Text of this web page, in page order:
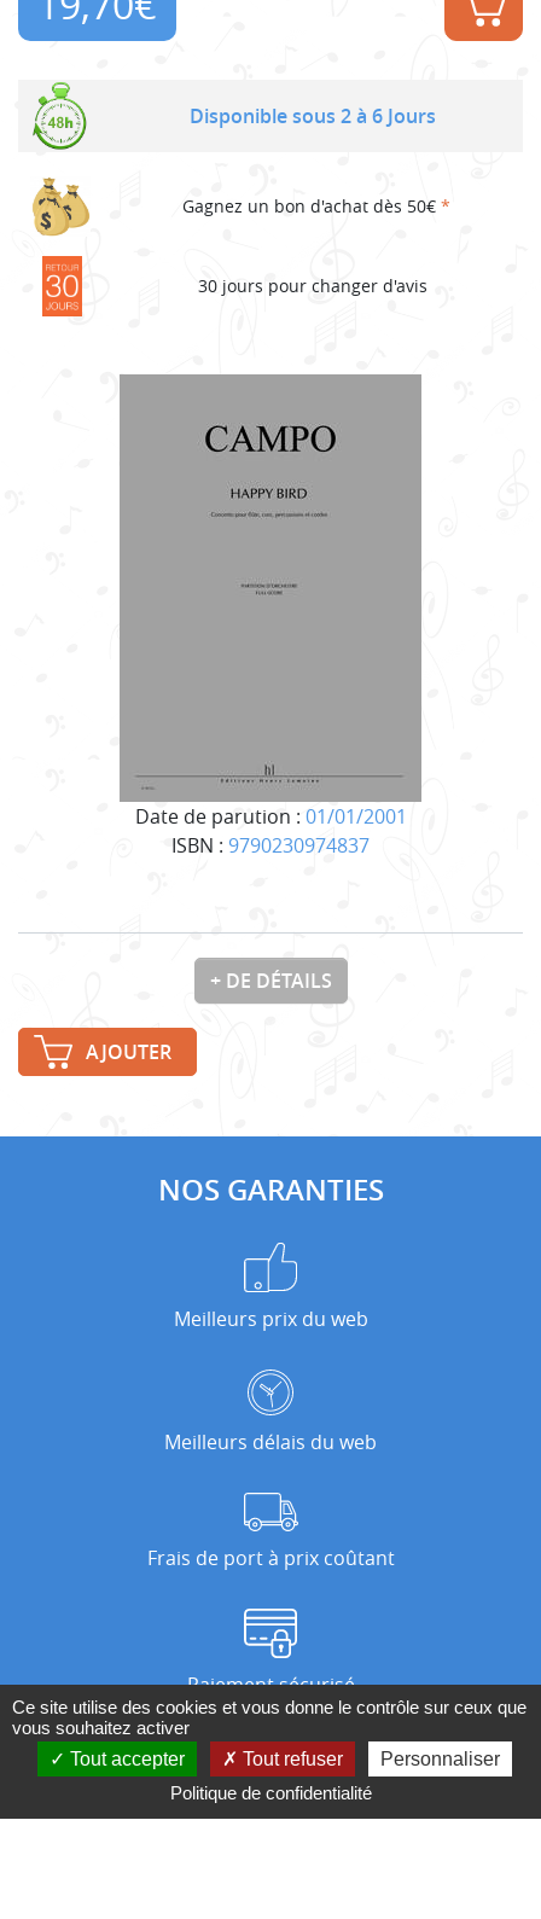
Date de parution : 01/01/2001
ISBN : 9790230974837
Disponible sous 2 à 6 Jours
Gagnez un bon d'achat dès 50€ *
30 jours pour changer d'avis
+ DE DÉTAILS
AJOUTER
NOS GARANTIES
Meilleurs prix du web
Meilleurs délais du web
Frais de port à prix coûtant
Paiement sécurisé
Nos magasins
Ce site utilise des cookies et vous donne le contrôle sur ceux que
vous souhaitez activer
Tout accepter
Tout refuser
Personnaliser
Politique de confidentialité